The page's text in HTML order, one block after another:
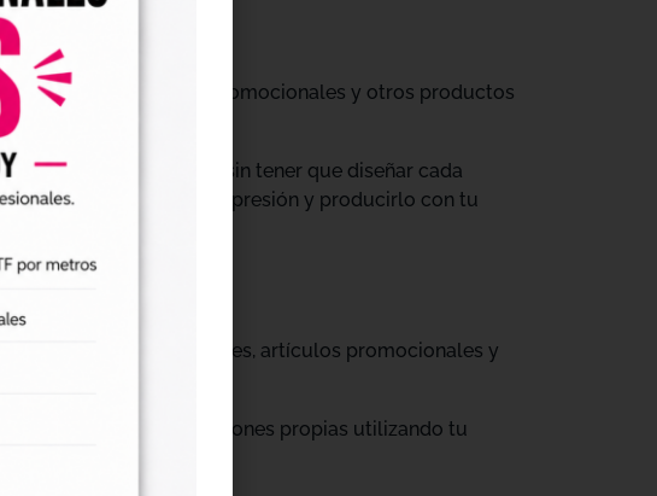
ropa infantil, prendas promocionales y otros productos
nuevas colecciones sin tener que diseñar cada
en tu programa de impresión y producirlo con tu
termos, cajas, envases, artículos promocionales y
y preparar producciones propias utilizando tu